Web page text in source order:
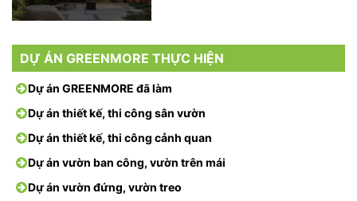
DỰ ÁN GREENMORE THỰC HIỆN
Dự án GREENMORE đã làm
Dự án thiết kế, thi công sân vườn
Dự án thiết kế, thi công cảnh quan
Dự án vườn ban công, vườn trên mái
Dự án vườn đứng, vườn treo